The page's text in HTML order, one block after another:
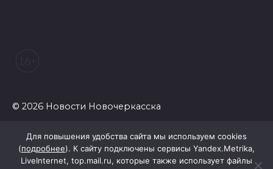
© 2026 Новости Новочеркасска
Для повышения удобства сайта мы используем cookies
(подробнее). К сайту подключены сервисы Yandex.Metrika,
LiveInternet, top.mail.ru, которые также использует файлы